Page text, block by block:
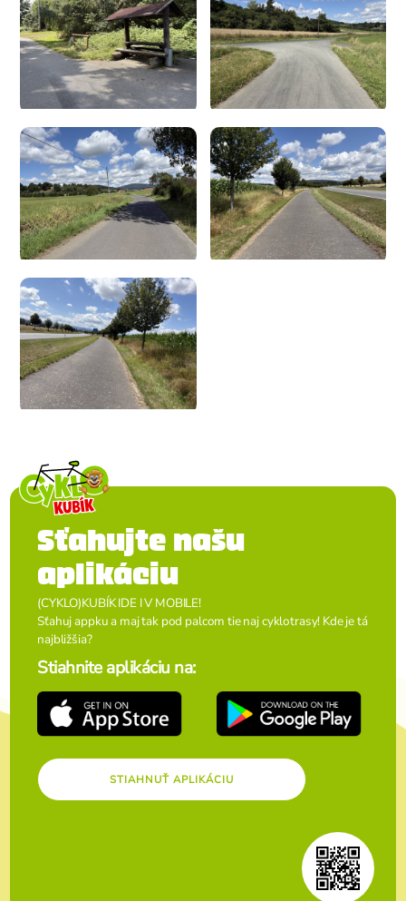
Sťahujte našu
aplikáciu
(CYKLO)KUBÍK IDE I V MOBILE!
Sťahuj appku a maj tak pod palcom tie naj cyklotrasy! Kde je tá
najbližšia?
Stiahnite aplikáciu na:
STIAHNUŤ APLIKÁCIU